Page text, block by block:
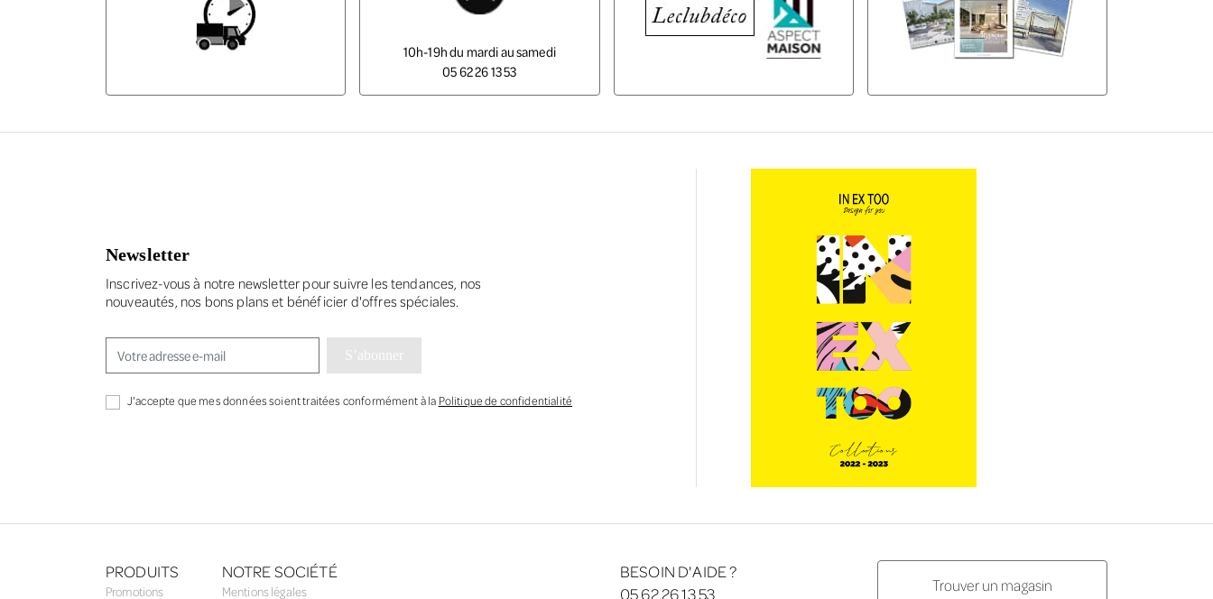
10h-19h du mardi au samedi
05 62 26 13 53
Newsletter
Inscrivez-vous à notre newsletter pour suivre les tendances, nos
nouveautés, nos bons plans et bénéficier d'offres spéciales.
S’abonner
J'accepte que mes données soient traitées conformément à la Politique de confidentialité
PRODUITS
Promotions
NOTRE SOCIÉTÉ
Mentions légales
BESOIN D'AIDE ?
05 62 26 13 53
Trouver un magasin